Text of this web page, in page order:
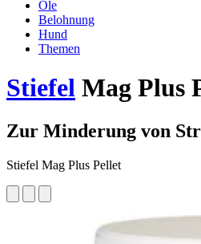
Öle
Belohnung
Hund
Themen
Stiefel Mag Plus
Zur Minderung von
Stiefel Mag Plus Pellet